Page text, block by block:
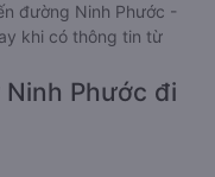
đường Ninh Phước -
khi có thông tin từ
Phước đi